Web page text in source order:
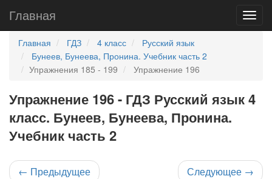
Главная
Главная ГДЗ 4 класс
Русский язык
Бунеев, Бунеева, Пронина. Учебник часть 2
Упражнения 185 - 199
Упражнение 196
Упражнение 196 - ГДЗ Русский язык 4
класс. Бунеев, Бунеева, Пронина.
Учебник часть 2
← Предыдущее Следующее →